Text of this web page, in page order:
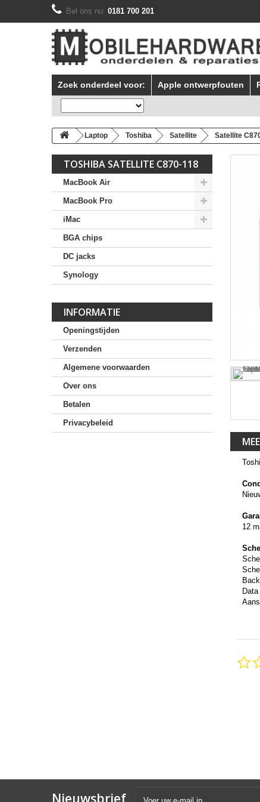
Bel ons nu: 0181 700 201
Zoek onderdeel voor: Apple ontwerpfouten
Laptop Toshiba Satellite Satellite
TOSHIBA SATELLITE C870-118
MacBook Air
MacBook Pro
iMac
BGA chips
DC jacks
Synology
INFORMATIE
Openingstijden
Verzenden
Algemene voorwaarden
Over ons
Betalen
Privacybeleid
12
Nieuwsbrief